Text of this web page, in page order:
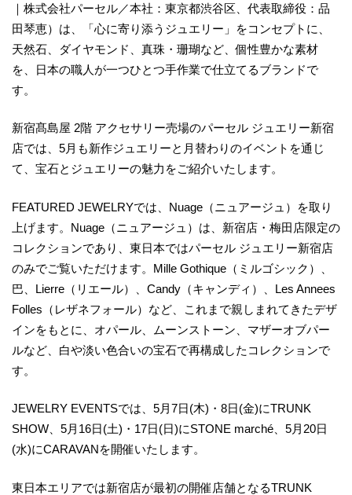
｜株式会社パーセル／本社：東京都渋谷区、代表取締役：品
田琴恵）は、「心に寄り添うジュエリー」をコンセプトに、
天然石、ダイヤモンド、真珠・珊瑚など、個性豊かな素材
を、日本の職人が一つひとつ手作業で仕立てるブランドで
す。
新宿髙島屋 2階 アクセサリー売場のパーセル ジュエリー新宿
店では、5月も新作ジュエリーと月替わりのイベントを通じ
て、宝石とジュエリーの魅力をご紹介いたします。
FEATURED JEWELRYでは、Nuage（ニュアージュ）を取り
上げます。Nuage（ニュアージュ）は、新宿店・梅田店限定の
コレクションであり、東日本ではパーセル ジュエリー新宿店
のみでご覧いただけます。Mille Gothique（ミルゴシック）、
巴、Lierre（リエール）、Candy（キャンディ）、Les Annees
Folles（レザネフォール）など、これまで親しまれてきたデザ
インをもとに、オパール、ムーンストーン、マザーオブパー
ルなど、白や淡い色合いの宝石で再構成したコレクションで
す。
JEWELRY EVENTSでは、5月7日(木)・8日(金)にTRUNK
SHOW、5月16日(土)・17日(日)にSTONE marché、5月20日
(水)にCARAVANを開催いたします。
東日本エリアでは新宿店が最初の開催店舗となるTRUNK